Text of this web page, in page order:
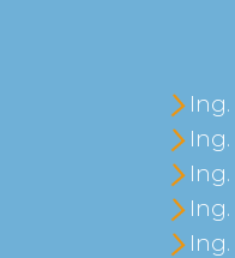
Ing.
Ing.
Ing.
Ing.
Ing.